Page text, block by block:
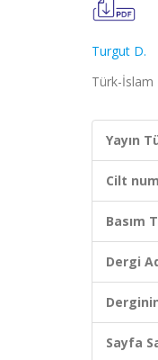
Turgut D.
Türk-İslam
Yayın
Cilt
Basım
Dergi
Sayfa